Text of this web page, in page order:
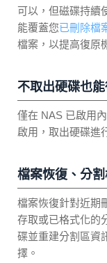
可以，但磁碟持續
能覆蓋您已刪除檔
檔案，以提高復原
不取出硬碟也
僅在 NAS 已啟用
啟用，取出硬碟進
檔案恢復、分
檔案恢復針對近期
存取或已格式化的
碟並重建分割區
擇。